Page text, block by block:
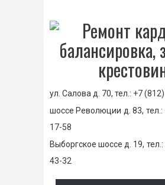
ул. Салова д. 70, тел.: +7
шоссе Революции д. 83, тел.:
17-58
Выборгское шоссе д. 19, тел.:
43-32